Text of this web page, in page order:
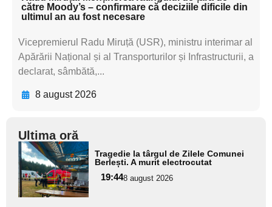
către Moody’s – confirmare că deciziile dificile din
ultimul an au fost necesare
Vicepremierul Radu Miruță (USR), ministru interimar al
Apărării Național și al Transporturilor și Infrastructurii, a
declarat, sâmbătă,...
8 august 2026
Ultima oră
Adaugă
aici textul
pentru
subtitlu
Tragedie la târgul de Zilele Comunei
Berlești. A murit electrocutat
19:448 august 2026